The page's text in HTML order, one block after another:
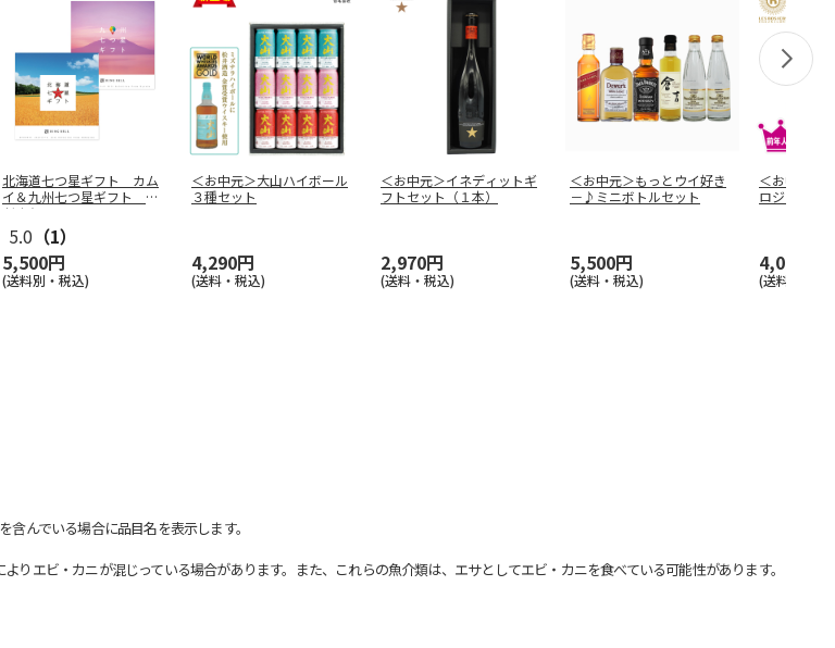
北海道七つ星ギフト カム
イ＆九州七つ星ギフト ひ
だまり
5.0 （1）
5,500円
(送料別・税込)
＜お中元＞大山ハイボール
３種セット
4,290円
(送料・税込)
＜お中元＞イネディットギ
フトセット（１本）
2,970円
(送料・税込)
＜お中元＞もっとウイ好き
－♪ミニボトルセット
5,500円
(送料・税込)
＜お中元
ロジェ エ
4,000円
(送料・税込)
んでいる場合に品目名を表示します。
エビ・カニが混じっている場合があります。また、これらの魚介類は、エサとしてエビ・カニを食べている可能性があります。